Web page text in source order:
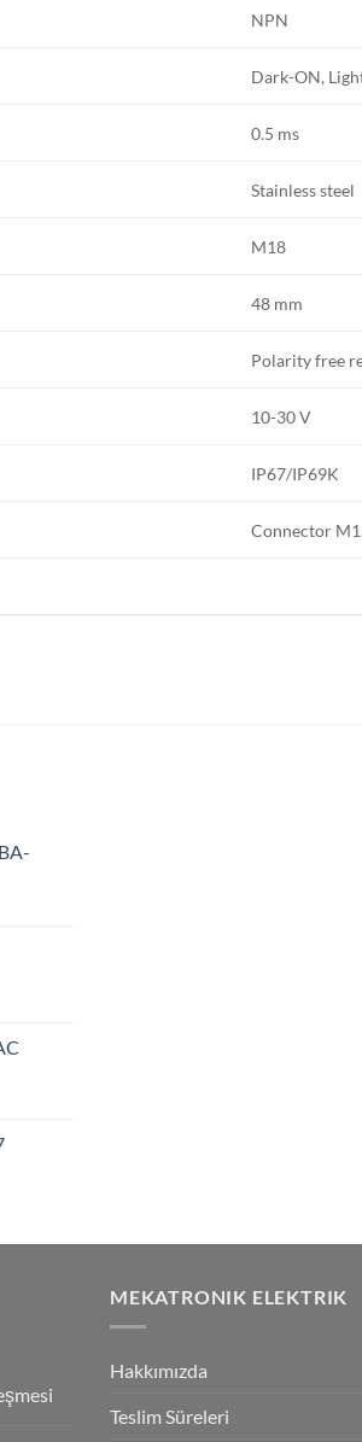
NPN
Dark-ON,
0.5 ms
Stainless steel
M18
48 mm
Polarity free
10-30 V
IP67/IP69K
Connector
MEKATRONIK ELEKTRIK
Hakkımızda
Teslim Süreleri